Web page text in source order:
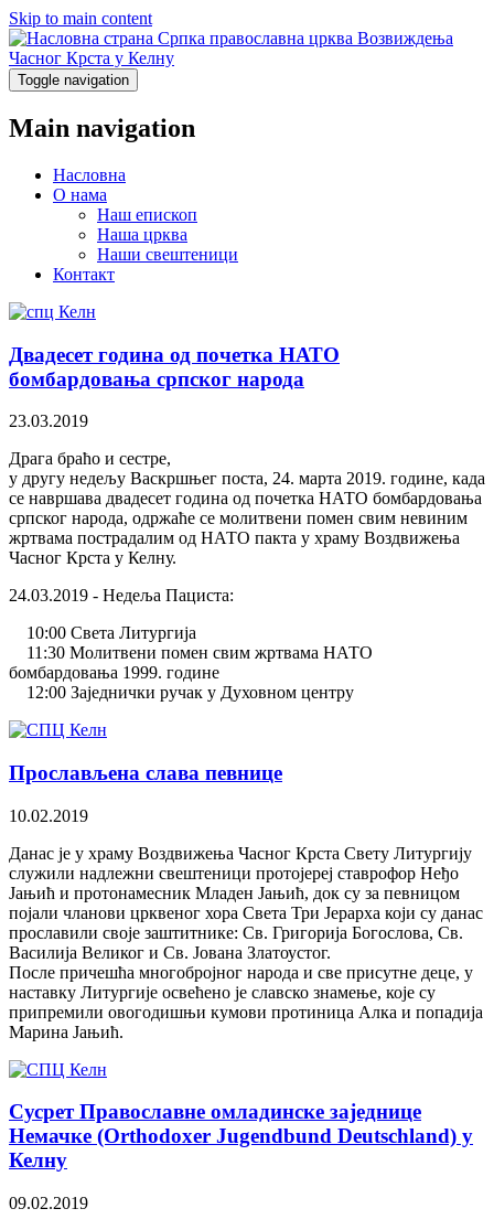
Skip to main content
Српка православна црква Возвиждења
Часног Крста у Келну
Toggle navigation
Main navigation
Насловна
О нама
Наш епископ
Наша црква
Наши свештеници
Контакт
Двадесет година од почетка НАТО
бомбардовања српског народа
23.03.2019
Драга браћо и сестре,
у другу недељу Васкршњег поста, 24. марта 2019. године, када
се навршава двадесет година од почетка НАТО бомбардовања
српског народа, одржаће се молитвени помен свим невиним
жртвама пострадалим од НАТО пакта у храму Воздвижења
Часног Крста у Келну.
24.03.2019 - Недеља Пациста:
10:00 Света Литургија
11:30 Молитвени помен свим жртвама НАТО
бомбардовања 1999. године
12:00 Заједнички ручак у Духовном центру
Прослављена слава певнице
10.02.2019
Данас је у храму Воздвижења Часног Крста Свету Литургију
служили надлежни свештеници протојереј ставрофор Неђо
Јањић и протонамесник Младен Јањић, док су за певницом
појали чланови црквеног хора Света Три Јерарха који су данас
прославили своје заштитнике: Св. Григорија Богослова, Св.
Василија Великог и Св. Јована Златоустог.
После причешћа многобројног народа и све присутне деце, у
наставку Литургије освећено је славско знамење, које су
припремили овогодишњи кумови протиница Алка и попадија
Марина Јањић.
Сусрет Православне омладинске заједнице
Немачке (Orthodoxer Jugendbund Deutschland) у
Келну
09.02.2019